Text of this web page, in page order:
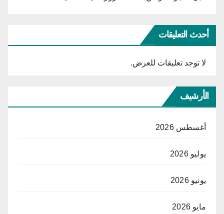
أحدث التعليقات
لا توجد تعليقات للعرض.
الأرشيف
أغسطس 2026
يوليو 2026
يونيو 2026
مايو 2026